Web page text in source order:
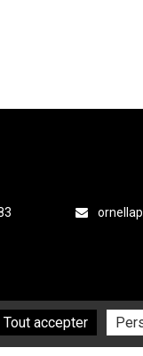
Aménagement sur
Tout accepter